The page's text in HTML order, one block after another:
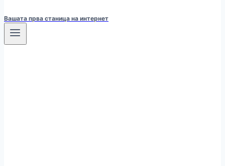
Вашата прва станица на интернет